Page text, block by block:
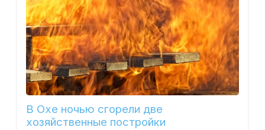
В Охе ночью сгорели две
хозяйственные постройки